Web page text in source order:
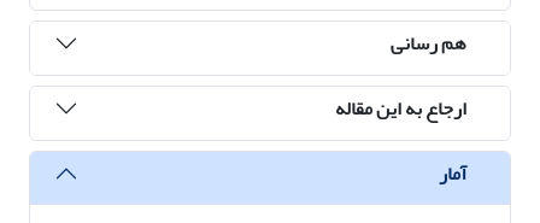
هم رسانی
ارجاع به این مقاله
آمار